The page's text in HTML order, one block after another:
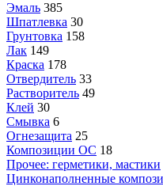
Эмаль 385
Шпатлевка 30
Грунтовка 158
Лак 149
Краска 178
Отвердитель 33
Растворитель 49
Клей 30
Смывка 6
Огнезащита 25
Композиции ОС 18
Прочее: герметики, мастики
Цинконаполненные